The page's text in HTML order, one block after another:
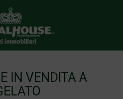
IN VENDITA A